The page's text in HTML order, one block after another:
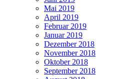
Mai 2019
April 2019
Februar 2019
Januar 2019
Dezember 2018
November 2018
Oktober 2018
September 2018